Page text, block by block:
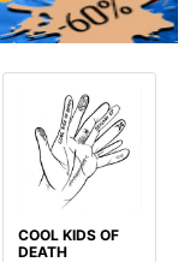
COOL KIDS OF
DEATH